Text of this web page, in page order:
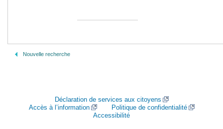
Nouvelle recherche
Déclaration de services aux citoyens
Accès à l’information
Politique de confidentialité
Accessibilité